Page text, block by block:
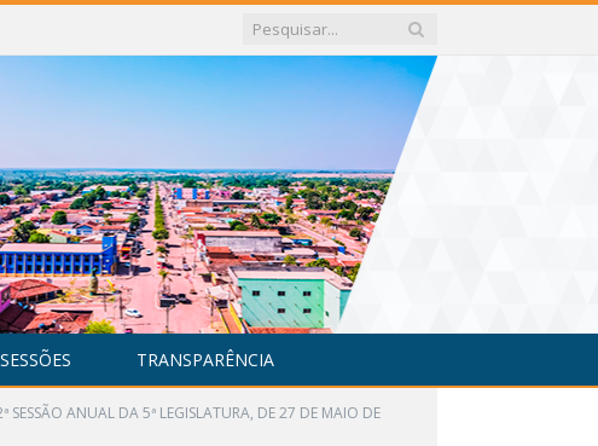
SESSÕES TRANSPARÊNCIA
ANUAL DA 5ª LEGISLATURA, DE 27 DE MAIO DE